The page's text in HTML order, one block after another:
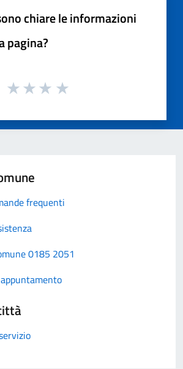
chiare le informazioni
pagina?
frequenti
0185 2051